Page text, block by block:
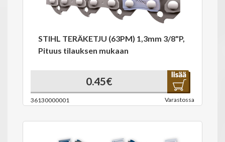
STIHL TERÄKETJU (63PM) 1,3mm 3/8"P,
Pituus tilauksen mukaan
0.45€
36130000001 Varastossa